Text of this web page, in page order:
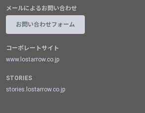
メールによるお問い合わせ
お問い合わせフォーム
コーポレートサイト
www.lostarrow.co.jp
STORIES
stories.lostarrow.co.jp